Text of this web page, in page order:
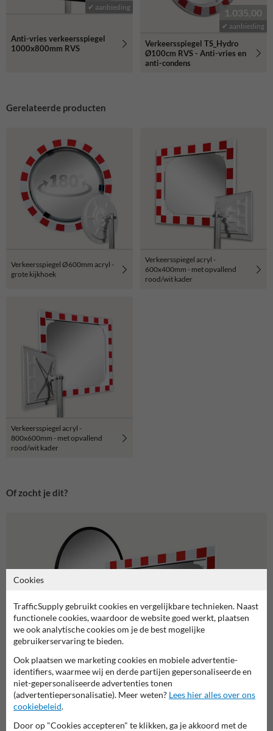
✔ aanbieding
Anti-vries verkeersspiegel
1000x800mm RVS
1.035,00
✔ aanbieding
Verkeersspiegel TS_Hydro
Ø100cm RVS - Anti-vries en
anti-condens
Gerelateerde producten
Verkeersspiegel Ø600mm acryl -
grote kijkhoek
Verkeersspiegel acryl -
600x400mm - met opvallend
rood/wit kader
Verkeersspiegel acryl -
800x600mm - met opvallend
rood/wit kader
Of zocht je dit?
Anti-condens
Cookies
TrafficSupply gebruikt cookies en vergelijkbare technieken. Naast
functionele cookies, waardoor de website goed werkt, plaatsen
we ook analytische cookies om je de best mogelijke
gebruikerservaring te bieden.
Ook plaatsen we marketing cookies en mobiele advertentie-
identifiers, waarmee wij en derde partijen gepersonaliseerde en
niet-gepersonaliseerde advertenties tonen
(advertentiepersonalisatie). Meer weten? Lees hier alles over ons
cookiebeleid.
Door op "Cookies accepteren" te klikken, ga je akkoord met de